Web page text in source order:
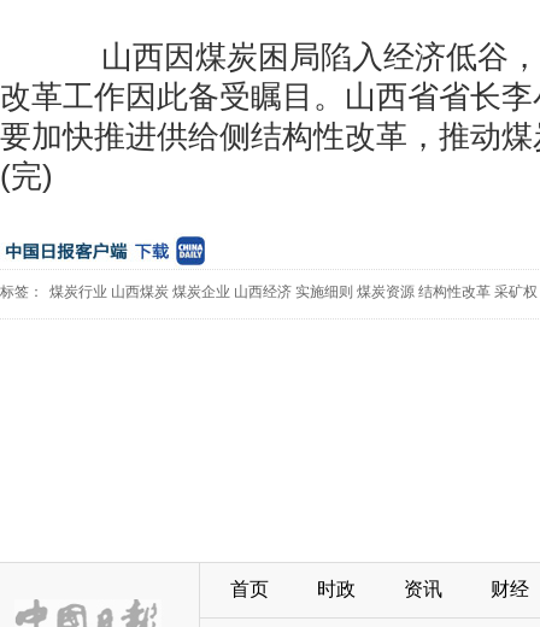
山西因煤炭困局陷入经济低谷，
改革工作因此备受瞩目。山西省省长
要加快推进供给侧结构性改革，推动
(完)
标签： 煤炭行业 山西煤炭 煤炭企业 山西经济 实施细则 煤炭资源 结构性改革 采矿权
首页 时政 资讯 财经